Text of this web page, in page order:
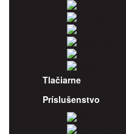
Tlačiarne
Príslušenstvo